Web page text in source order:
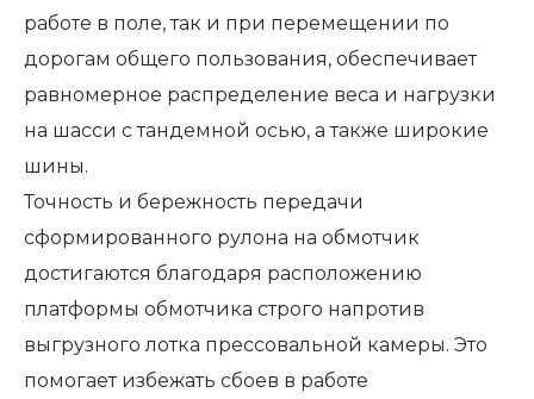
работе в поле, так и при перемещении по
дорогам общего пользования, обеспечивает
равномерное распределение веса и нагрузки
на шасси с тандемной осью, а также широкие
шины.
Точность и бережность передачи
сформированного рулона на обмотчик
достигаются благодаря расположению
платформы обмотчика строго напротив
выгрузного лотка прессовальной камеры. Это
помогает избежать сбоев в работе